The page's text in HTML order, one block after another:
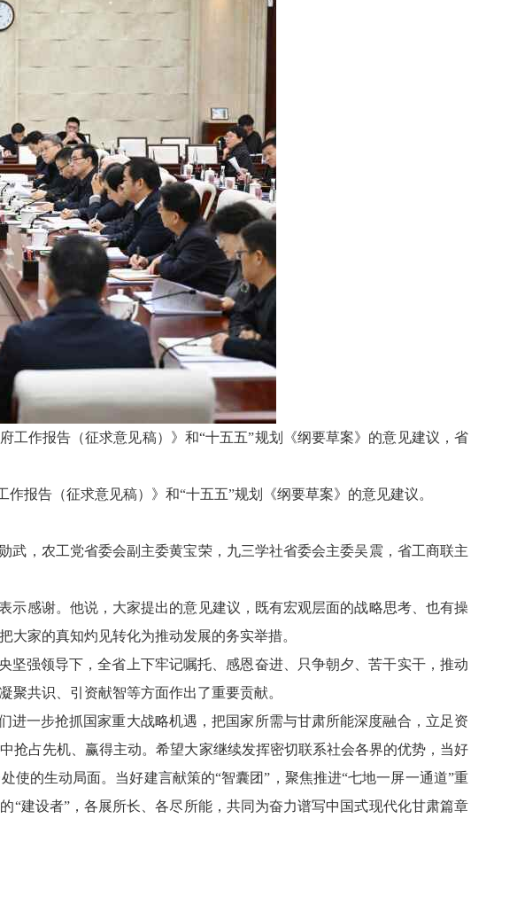
作报告（征求意见稿）》和“十五五”规划《纲要草案》的意见建议，省
报告（征求意见稿）》和“十五五”规划《纲要草案》的意见建议。
，农工党省委会副主委黄宝荣，九三学社省委会主委吴震，省工商联主
感谢。他说，大家提出的意见建议，既有宏观层面的战略思考、也有操
家的真知灼见转化为推动发展的务实举措。
强领导下，全省上下牢记嘱托、感恩奋进、只争朝夕、苦干实干，推动
共识、引资献智等方面作出了重要贡献。
一步抢抓国家重大战略机遇，把国家所需与甘肃所能深度融合，立足资
抢占先机、赢得主动。希望大家继续发挥密切联系社会各界的优势，当好
的生动局面。当好建言献策的“智囊团”，聚焦推进“七地一屏一通道”重
“建设者”，各展所长、各尽所能，共同为奋力谱写中国式现代化甘肃篇章